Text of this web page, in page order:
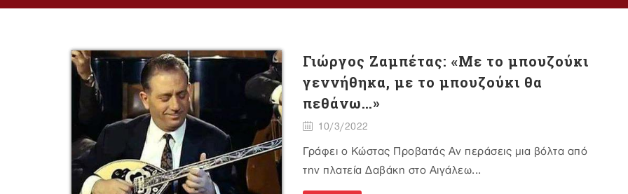
Γιώργος Ζαμπέτας: «Με το μπουζούκι
γεννήθηκα, με το μπουζούκι θα
πεθάνω…»
10/3/2022
Γράφει ο Κώστας Προβατάς Αν περάσεις μια βόλτα από
την πλατεία Δαβάκη στο Αιγάλεω...